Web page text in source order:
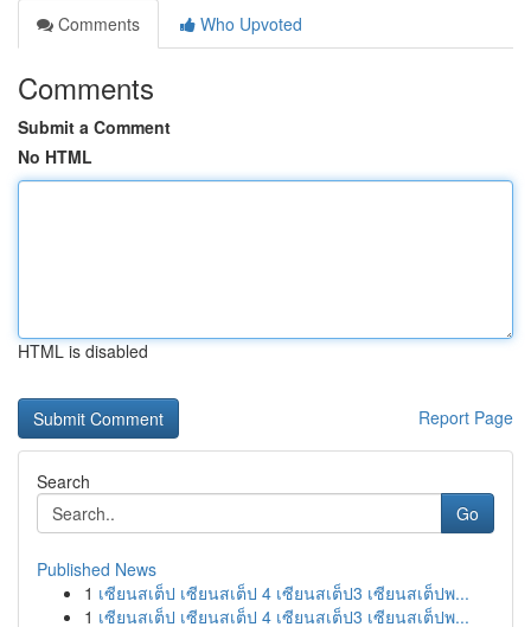
Comments
Who Upvoted
Comments
Submit a Comment
No HTML
HTML is disabled
Report Page
Search
Go
Published News
1 เซียนสเต็ป เซียนสเต็ป 4 เซียนสเต็ป3 เซียนสเต็ปพ...
1 เซียนสเต็ป เซียนสเต็ป 4 เซียนสเต็ป3 เซียนสเต็ปพ...